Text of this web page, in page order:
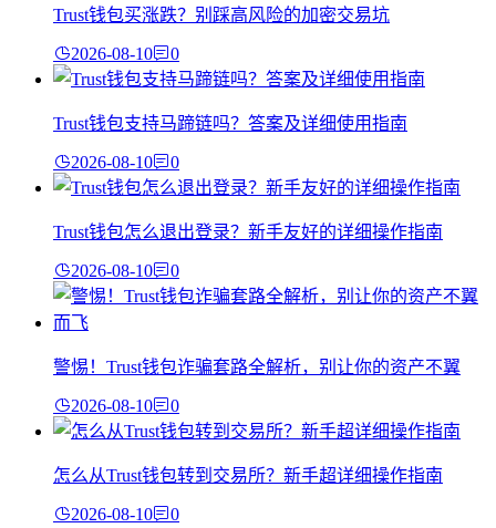
Trust钱包买涨跌？别踩高风险的加密交易坑
2026-08-10 0
Trust钱包支持马蹄链吗？答案及详细使用指南
2026-08-10 0
Trust钱包怎么退出登录？新手友好的详细操作指南
2026-08-10 0
警惕！Trust钱包诈骗套路全解析，别让你的资产不翼
2026-08-10 0
怎么从Trust钱包转到交易所？新手超详细操作指南
2026-08-10 0